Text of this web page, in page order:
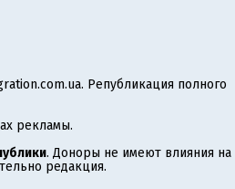
Републикация полного
рекламы.
. Доноры не имеют влияния на
редакция.